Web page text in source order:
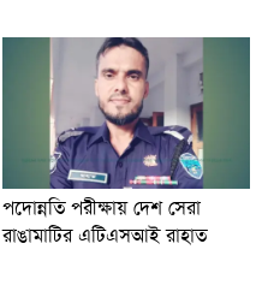
পদোন্নতি পরীক্ষায় দেশ সেরা
রাঙামাটির এটিএসআই রাহাত